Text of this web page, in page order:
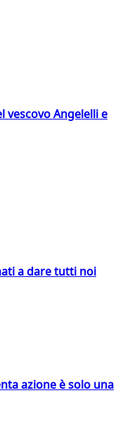
vescovo Angelelli e
a dare tutti noi
azione è solo una